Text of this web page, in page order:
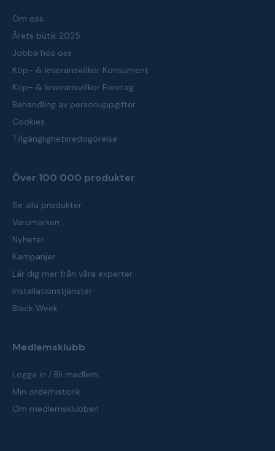
Om oss
Årets butik 2025
Jobba hos oss
Köp- & leveransvillkor Konsument
Köp- & leveransvillkor Företag
Behandling av personuppgifter
Cookies
Tillgänglighetsredogörelse
Över 100 000 produkter
Se alla produkter
Varumärken
Nyheter
Kampanjer
Lär dig mer från våra experter
Installationstjänster
Black Week
Medlemsklubb
Logga in / Bli medlem
Min orderhistorik
Om medlemsklubben